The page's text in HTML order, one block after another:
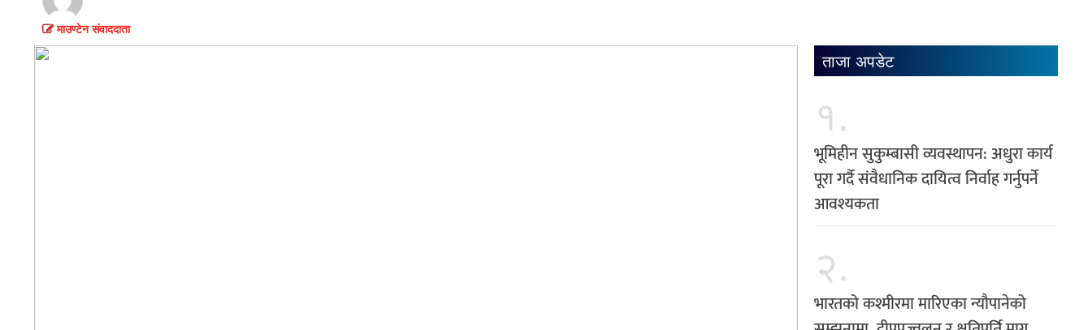
माउण्टेन संवाददाता
ताजा अपडेट
१.
भूमिहीन सुकुम्बासी व्यवस्थापन: अधुरा कार्य
पूरा गर्दै संवैधानिक दायित्व निर्वाह गर्नुपर्ने
आवश्यकता
२.
भारतको कश्मीरमा मारिएका न्यौपानेको